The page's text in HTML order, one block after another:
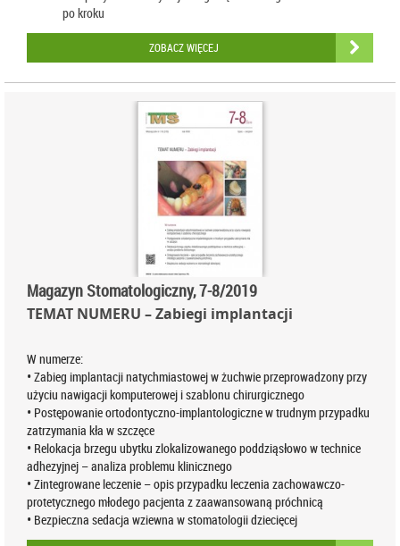
po kroku
ZOBACZ WIĘCEJ
Magazyn Stomatologiczny, 7-8/2019
TEMAT NUMERU – Zabiegi implantacji
W numerze:
• Zabieg implantacji natychmiastowej w żuchwie przeprowadzony przy
użyciu nawigacji komputerowej i szablonu chirurgicznego
• Postępowanie ortodontyczno-implantologiczne w trudnym przypadku
zatrzymania kła w szczęce
• Relokacja brzegu ubytku zlokalizowanego poddziąsłowo w technice
adhezyjnej – analiza problemu klinicznego
• Zintegrowane leczenie – opis przypadku leczenia zachowawczo-
protetycznego młodego pacjenta z zaawansowaną próchnicą
• Bezpieczna sedacja wziewna w stomatologii dziecięcej